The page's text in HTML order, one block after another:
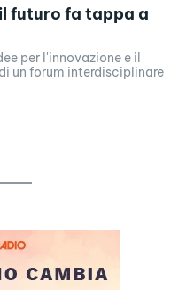
futuro fa tappa a
per l'innovazione e il
un forum interdisciplinare